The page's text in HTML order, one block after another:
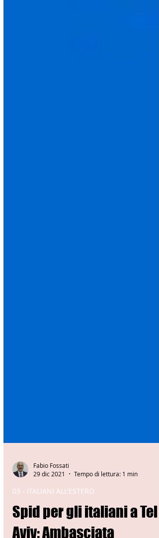
Fabio Fossati
29 dic 2021
Tempo di lettura: 1 min
03 - ITALIANI ALL'ESTERO
Spid per gli italiani a Tel